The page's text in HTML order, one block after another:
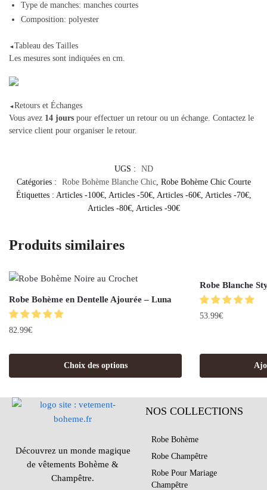
Type de manches: manches courtes
Composition: polyester
◄Tableau des Tailles
Les mesures sont indiquées en cm.
◄Retours et Échanges
Vous avez 14 jours pour effectuer un retour ou un échange. Contactez le
service client pour organiser le retour.
UGS :
ND
Catégories :
Robe Bohème Blanche Chic, Robe Bohème Chic Courte
Étiquettes : Articles -100€, Articles -50€, Articles -60€, Articles -70€,
Articles -80€, Articles -90€
Produits similaires
Robe Bohème en Dentelle Ajourée – Luna
82.99€
Choix des options
Robe Blanche
53.99€
Découvrez un monde magique
de vêtements Bohème &
Champêtre.
NOS COLLECTIONS
Robe Bohème
Robe Champêtre
Robe Pour Mariage
Champêtre